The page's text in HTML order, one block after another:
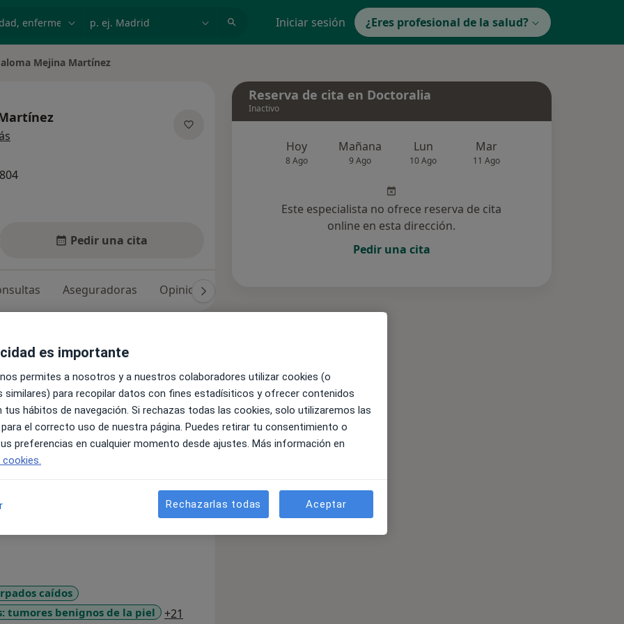
Iniciar sesión ¿Eres profesional de la salud?
de ciudad
Mejina Martínez
Pedir una cita
Aseguradoras Opiniones (19)
Estética, realizando la residencia
de Cirugía Plástica del
Badalona.
y Estética de la Clínica
y Reparadora del Hospital de
en el 2007.
clínica Platón y Creu Blanca de
del Hospital Sant Joan de
caídos
tumores benignos de la piel +21
Reserva de cita en Doctoralia
Inactivo
Hoy
8 Ago
Mañana
9 Ago
Lun
10 Ago
Mar
11 Ago
Este especialista no ofrece reserva de cita
online en esta dirección.
Pedir una cita
es importante
permites a nosotros y a nuestros colaboradores utilizar cookies (o
similares) para recopilar datos con fines estadísiticos y ofrecer contenidos
tus hábitos de navegación. Si rechazas todas las cookies, solo utilizaremos las
el correcto uso de nuestra página. Puedes retirar tu consentimiento o
preferencias en cualquier momento desde ajustes. Más información en
Rechazarlas todas Aceptar